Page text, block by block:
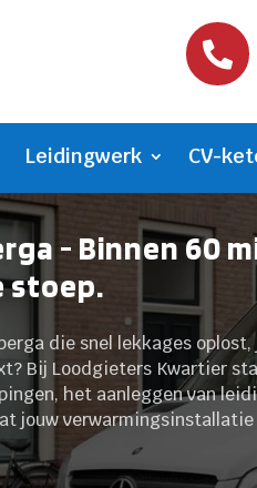

Leidingwerk CV-
- Binnen 60
stoep.
die snel lekkages
Bij Loodgieters Kwartier
het aanleggen van
jouw